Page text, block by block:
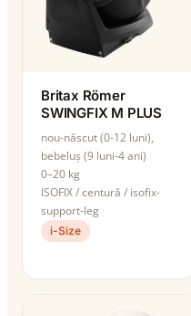
Britax Römer
SWINGFIX M PLUS
nou-născut (0-12 luni),
bebeluș (9 luni-4 ani)
0–20 kg
ISOFIX / centură / isofix-
support-leg
i-Size